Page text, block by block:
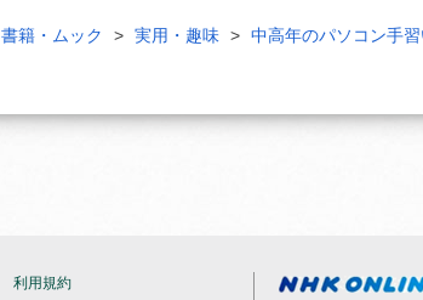
書籍・ムック 実用・趣味 中高年のパソコン手
利用規約